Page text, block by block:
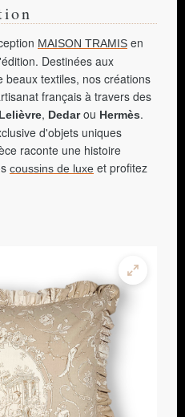
MAISON TRAMIS en
Destinées aux
textiles, nos créations
français à travers des
Lelièvre, Dedarou Hermès.
d'objets uniques
raconte une histoire
coussins de luxe et profitez